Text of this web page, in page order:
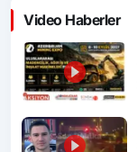
Video Haberler